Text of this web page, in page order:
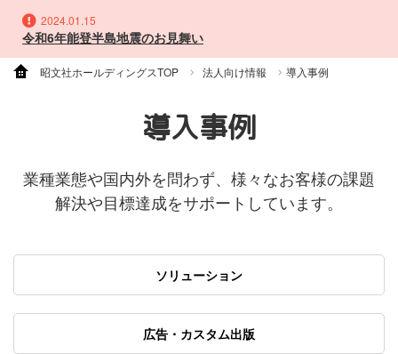
2024.01.15
令和6年能登半島地震のお見舞い
昭文社ホールディングスTOP 法人向け情報 導入事例
導入事例
業種業態や国内外を問わず、様々なお客様の課題
解決や目標達成をサポートしています。
ソリューション
広告・カスタム出版